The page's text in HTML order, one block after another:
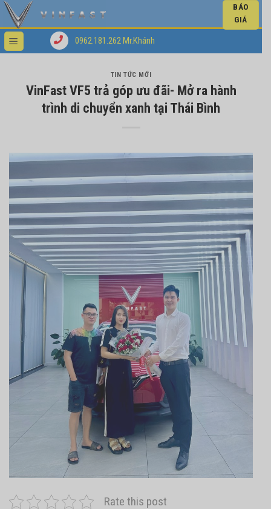
BÁO
GIÁ
0962.181.262 Mr.Khánh
TIN TỨC MỚI
VinFast VF5 trả góp ưu đãi- Mở ra hành
trình di chuyển xanh tại Thái Bình
Rate this post